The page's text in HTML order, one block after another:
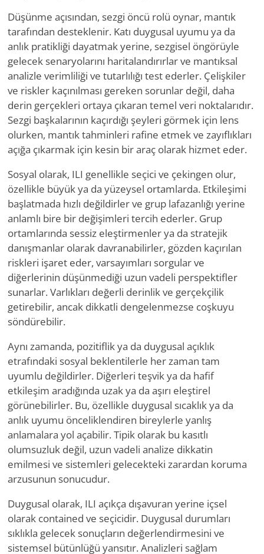
Düşünme açısından, sezgi öncü rolü oynar, mantık
tarafından desteklenir. Katı duygusal uyumu ya da
anlık pratikliği dayatmak yerine, sezgisel öngörüyle
gelecek senaryolarını haritalandırırlar ve mantıksal
analizle verimliliği ve tutarlılığı test ederler. Çelişkiler
ve riskler kaçınılması gereken sorunlar değil, daha
derin gerçekleri ortaya çıkaran temel veri noktalarıdır.
Sezgi başkalarının kaçırdığı şeyleri görmek için lens
olurken, mantık tahminleri rafine etmek ve zayıflıkları
açığa çıkarmak için kesin bir araç olarak hizmet eder.
Sosyal olarak, ILI genellikle seçici ve çekingen olur,
özellikle büyük ya da yüzeysel ortamlarda. Etkileşimi
başlatmada hızlı değildirler ve grup lafazanlığı yerine
anlamlı bire bir değişimleri tercih ederler. Grup
ortamlarında sessiz eleştirmenler ya da stratejik
danışmanlar olarak davranabilirler, gözden kaçırılan
riskleri işaret eder, varsayımları sorgular ve
diğerlerinin düşünmediği uzun vadeli perspektifler
sunarlar. Varlıkları değerli derinlik ve gerçekçilik
getirebilir, ancak dikkatli dengelenmezse coşkuyu
söndürebilir.
Aynı zamanda, pozitiflik ya da duygusal açıklık
etrafındaki sosyal beklentilerle her zaman tam
uyumlu değildirler. Diğerleri teşvik ya da hafif
etkileşim aradığında uzak ya da aşırı eleştirel
görünebilirler. Bu, özellikle duygusal sıcaklık ya da
anlık uyumu önceliklendiren bireylerle yanlış
anlamalara yol açabilir. Tipik olarak bu kasıtlı
olumsuzluk değil, uzun vadeli analize dikkatin
emilmesi ve sistemleri gelecekteki zarardan koruma
arzusunun sonucudur.
Duygusal olarak, ILI açıkça dışavuran yerine içsel
olarak contained ve seçicidir. Duygusal durumları
sıklıkla gelecek sonuçların değerlendirmesini ve
sistemsel bütünlüğü yansıtır. Analizleri sağlam